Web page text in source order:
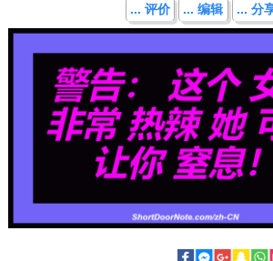
... 评价 ... 编辑 ... 分